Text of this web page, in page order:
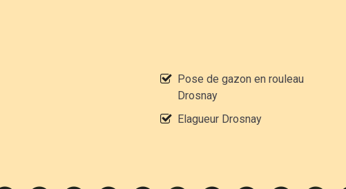
Pose de gazon en rouleau
Drosnay
Elagueur Drosnay